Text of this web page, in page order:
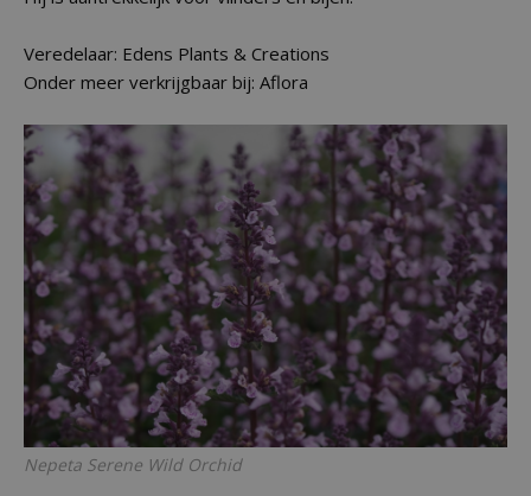
Veredelaar: Edens Plants & Creations
Onder meer verkrijgbaar bij: Aflora
Nepeta Serene Wild Orchid